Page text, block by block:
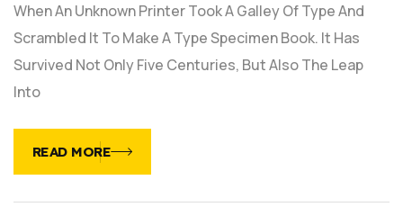
When An Unknown Printer Took A Galley Of Type And
Scrambled It To Make A Type Specimen Book. It Has
Survived Not Only Five Centuries, But Also The Leap
Into
READ MORE